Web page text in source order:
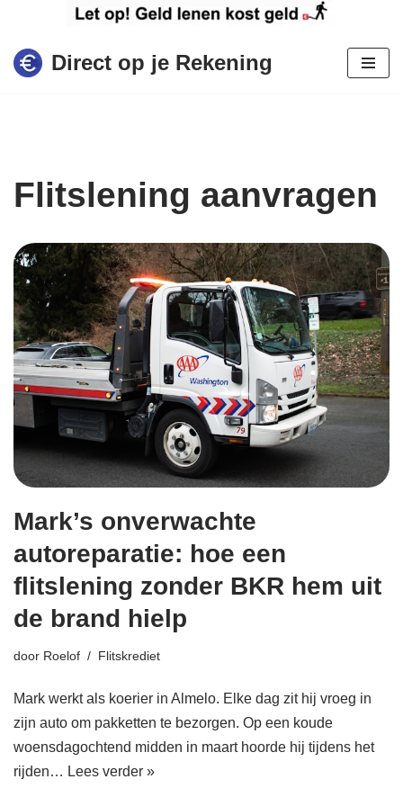
Ga
naar
Direct op je Rekening
Flitslening aanvragen
Mark’s onverwachte
autoreparatie: hoe een
flitslening zonder BKR hem uit
de brand hielp
door Roelof Flitskrediet
Mark werkt als koerier in Almelo. Elke dag zit hij vroeg in
zijn auto om pakketten te bezorgen. Op een koude
woensdagochtend midden in maart hoorde hij tijdens het
rijden… Lees verder »